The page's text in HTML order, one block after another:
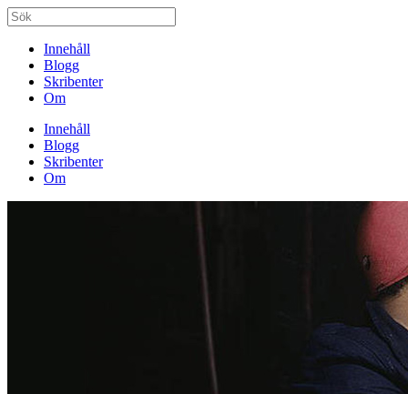
Innehåll
Blogg
Skribenter
Om
Innehåll
Blogg
Skribenter
Om